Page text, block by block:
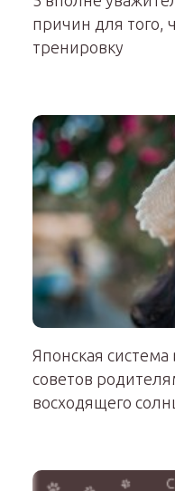
причин для того,
тренировку
Японская
советов
восходящего